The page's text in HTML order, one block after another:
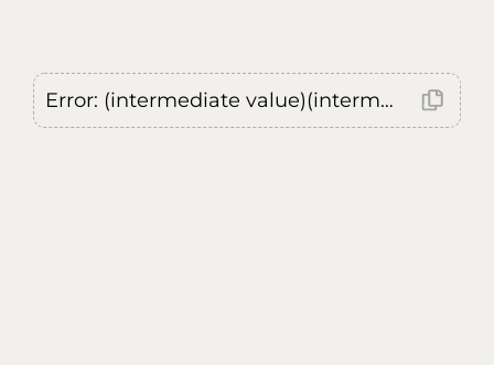
Error: (intermediate value)(intermediate value)(intermediate value).replaceAll is not a function